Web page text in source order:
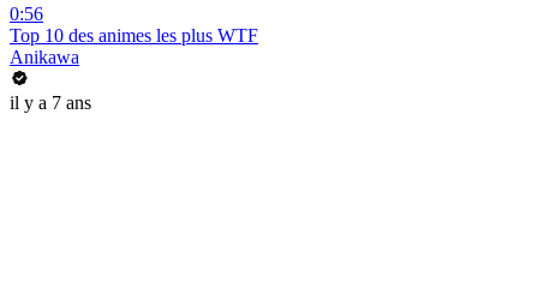
0:56
Top 10 des animes les plus WTF
Anikawa
il y a 7 ans